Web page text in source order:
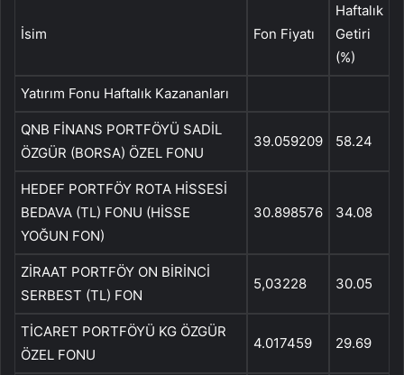
İsim Fon Fiyatı
Haftalık
Getiri
(%)
Yatırım Fonu Haftalık Kazananları
QNB FİNANS PORTFÖYÜ SADİL
ÖZGÜR (BORSA) ÖZEL FONU
39.059209 58.24
HEDEF PORTFÖY ROTA HİSSESİ
BEDAVA (TL) FONU (HİSSE
YOĞUN FON)
30.898576 34.08
ZİRAAT PORTFÖY ON BİRİNCİ
SERBEST (TL) FON
5,03228 30.05
TİCARET PORTFÖYÜ KG ÖZGÜR
ÖZEL FONU
4.017459 29.69